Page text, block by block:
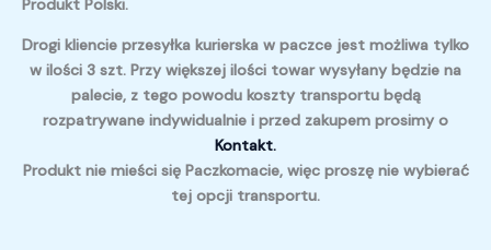
Produkt Polski.
Drogi kliencie przesyłka kurierska w paczce jest możliwa tylko
w ilości 3 szt. Przy większej ilości towar wysyłany będzie na
palecie, z tego powodu koszty transportu będą
rozpatrywane indywidualnie i przed zakupem prosimy o
Kontakt.
Produkt nie mieści się Paczkomacie, więc proszę nie wybierać
tej opcji transportu.